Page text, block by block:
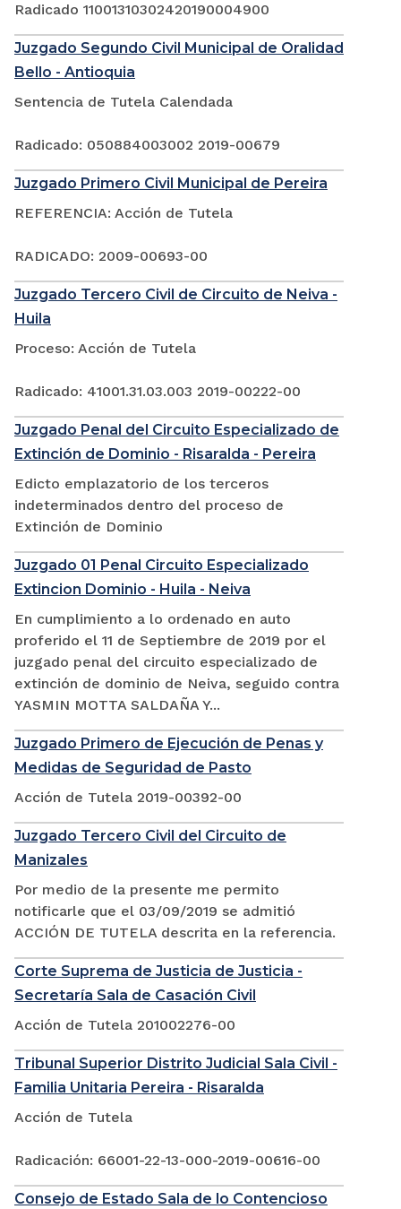
Radicado 11001310302420190004900
Juzgado Segundo Civil Municipal de Oralidad
Bello - Antioquia
Sentencia de Tutela Calendada
Radicado: 050884003002 2019-00679
Juzgado Primero Civil Municipal de Pereira
REFERENCIA: Acción de Tutela
RADICADO: 2009-00693-00
Juzgado Tercero Civil de Circuito de Neiva -
Huila
Proceso: Acción de Tutela
Radicado: 41001.31.03.003 2019-00222-00
Juzgado Penal del Circuito Especializado de
Extinción de Dominio - Risaralda - Pereira
Edicto emplazatorio de los terceros
indeterminados dentro del proceso de
Extinción de Dominio
Juzgado 01 Penal Circuito Especializado
Extincion Dominio - Huila - Neiva
En cumplimiento a lo ordenado en auto
proferido el 11 de Septiembre de 2019 por el
juzgado penal del circuito especializado de
extinción de dominio de Neiva, seguido contra
YASMIN MOTTA SALDAÑA Y...
Juzgado Primero de Ejecución de Penas y
Medidas de Seguridad de Pasto
Acción de Tutela 2019-00392-00
Juzgado Tercero Civil del Circuito de
Manizales
Por medio de la presente me permito
notificarle que el 03/09/2019 se admitió
ACCIÓN DE TUTELA descrita en la referencia.
Corte Suprema de Justicia de Justicia -
Secretaría Sala de Casación Civil
Acción de Tutela 201002276-00
Tribunal Superior Distrito Judicial Sala Civil -
Familia Unitaria Pereira - Risaralda
Acción de Tutela
Radicación: 66001-22-13-000-2019-00616-00
Consejo de Estado Sala de lo Contencioso